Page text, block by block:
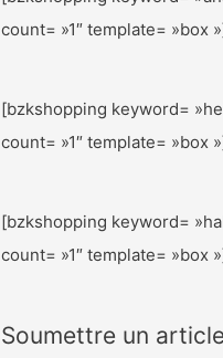
count= »1″ template= »box
[bzkshopping keyword=
count= »1″ template= »box
[bzkshopping keyword=
count= »1″ template= »box
Soumettre un